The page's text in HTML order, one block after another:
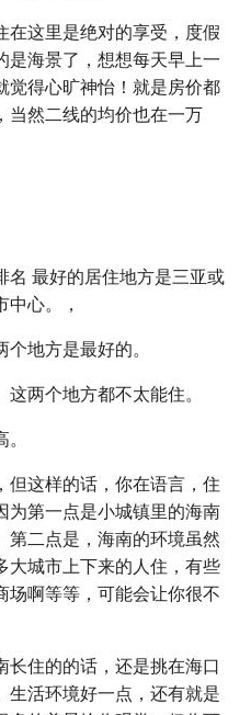
在这里是绝对的享受，度假
是海景了，想想每天早上一
觉得心旷神怡！就是房价都
当然二线的均价也在一万
名 最好的居住地方是三亚或
心。，
地方是最好的。
两个地方都不太能住。
但这样的话，你在语言，住
为第一点是小城镇里的海南
第二点是，海南的环境虽然
大城市上下来的人住，有些
场啊等等，可能会让你很不
长住的的话，还是挑在海口
生活环境好一点，还有就是